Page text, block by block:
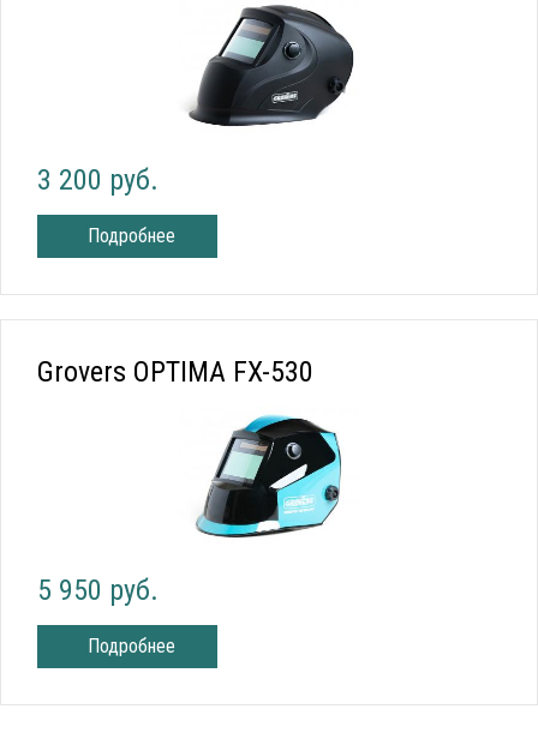
3 200 руб.
Подробнее
Grovers OPTIMA FX-530
5 950 руб.
Подробнее